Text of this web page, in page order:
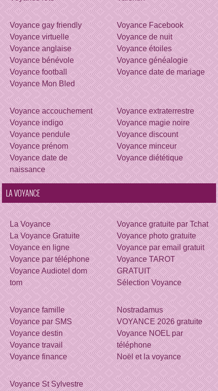
Voyance gay friendly
Voyance virtuelle
Voyance anglaise
Voyance bénévole
Voyance football
Voyance Mon Bled
Voyance Facebook
Voyance de nuit
Voyance étoiles
Voyance généalogie
Voyance date de mariage
Voyance accouchement
Voyance indigo
Voyance pendule
Voyance prénom
Voyance date de
naissance
Voyance extraterrestre
Voyance magie noire
Voyance discount
Voyance minceur
Voyance diététique
LA VOYANCE
La Voyance
La Voyance Gratuite
Voyance en ligne
Voyance par téléphone
Voyance Audiotel dom
tom
Voyance gratuite par Tchat
Voyance photo gratuite
Voyance par email gratuit
Voyance TAROT
GRATUIT
Sélection Voyance
Voyance famille
Voyance par SMS
Voyance destin
Voyance travail
Voyance finance
Nostradamus
VOYANCE 2026 gratuite
Voyance NOEL par
téléphone
Noël et la voyance
Voyance St Sylvestre